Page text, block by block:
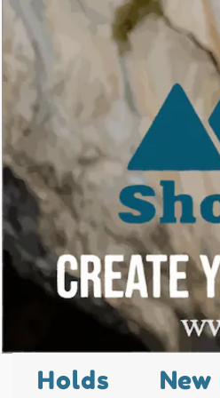
Holds